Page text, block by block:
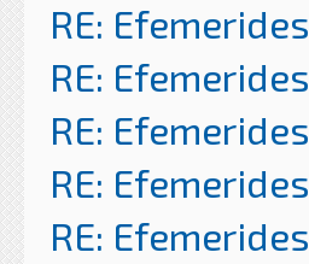
RE: Efemerides
RE: Efemerides
RE: Efemerides
RE: Efemerides
RE: Efemerides